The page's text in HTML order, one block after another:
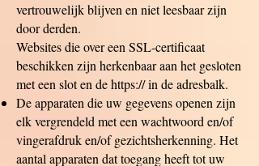
vertrouwelijk blijven en niet leesbaar zijn
door derden.
Websites die over een SSL-certificaat
beschikken zijn herkenbaar aan het gesloten
met een slot en de https:// in de adresbalk.
De apparaten die uw gegevens openen zijn
elk vergrendeld met een wachtwoord en/of
vingerafdruk en/of gezichtsherkenning. Het
aantal apparaten dat toegang heeft tot uw